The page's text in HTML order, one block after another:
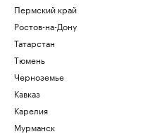
Пермский край
Ростов-на-Дону
Татарстан
Тюмень
Черноземье
Кавказ
Карелия
Мурманск